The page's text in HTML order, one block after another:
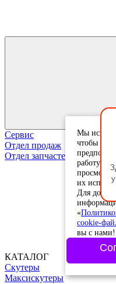
Сервис
Отдел продаж
Отдел запчастей
КАТАЛОГ
Скутеры
Максискутеры
Мы
чтобы
работу
просмотр,
их
Для
«
cookie-
вы с нами!